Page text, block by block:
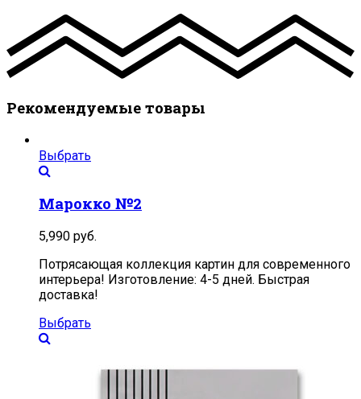
Рекомендуемые товары
Выбрать
Марокко №2
5,990 руб.
Потрясающая коллекция картин для современного
интерьера! Изготовление: 4-5 дней. Быстрая
доставка!
Выбрать